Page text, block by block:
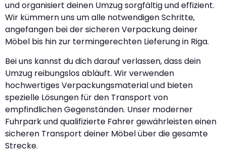
und organisiert deinen Umzug sorgfältig und effizient.
Wir kümmern uns um alle notwendigen Schritte,
angefangen bei der sicheren Verpackung deiner
Möbel bis hin zur termingerechten Lieferung in Riga.
Bei uns kannst du dich darauf verlassen, dass dein
Umzug reibungslos abläuft. Wir verwenden
hochwertiges Verpackungsmaterial und bieten
spezielle Lösungen für den Transport von
empfindlichen Gegenständen. Unser moderner
Fuhrpark und qualifizierte Fahrer gewährleisten einen
sicheren Transport deiner Möbel über die gesamte
Strecke.